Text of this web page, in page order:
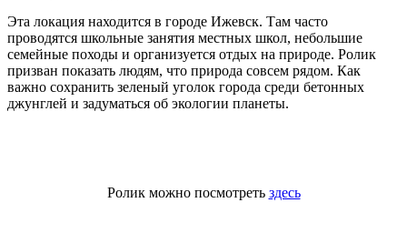
Эта локация находится в городе Ижевск. Там часто
проводятся школьные занятия местных школ, небольшие
семейные походы и организуется отдых на природе. Ролик
призван показать людям, что природа совсем рядом. Как
важно сохранить зеленый уголок города среди бетонных
джунглей и задуматься об экологии планеты.
Ролик можно посмотреть здесь